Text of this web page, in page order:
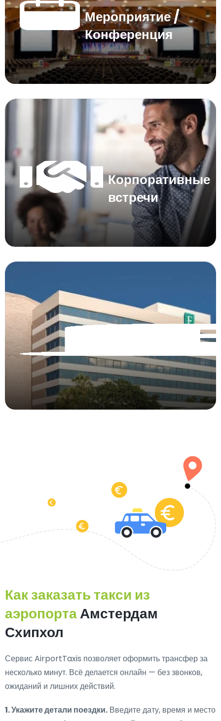
Мероприятие /
Конференция
Корпоративные
встречи
Как заказать такси из
аэропортаАмстердам
Схипхол
Сервис AirportTaxis позволяет оформить трансфер за
несколько минут. Всё делается онлайн — без звонков,
ожиданий и лишних действий.
1. Укажите детали поездки. Введите дату, время и место